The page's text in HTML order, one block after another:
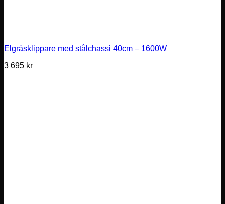
Elgräsklippare med stålchassi 40cm – 1600W
3 695 kr